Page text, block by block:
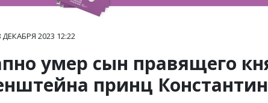
ДЕКАБРЯ 2023 12:22
умер сын правящего
принц Константин